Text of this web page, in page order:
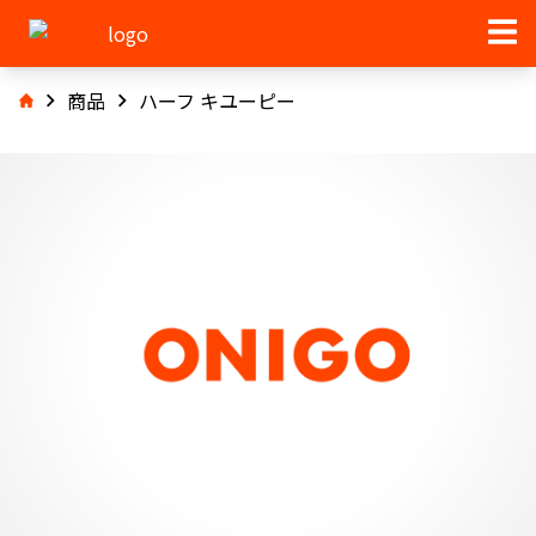
商品 ハーフ キユーピー